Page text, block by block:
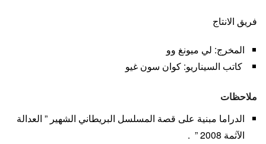
فريق الانتاج
المخرج: لي ميونغ وو
كاتب السيناريو: كوان سون غيو
ملاحظات
الدراما مبنية على قصة المسلسل البريطاني الشهير ” العدالة
الآثمة 2008 ” .